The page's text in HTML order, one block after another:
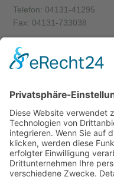
Telefon: 04131-41295
Fax: 04131-733038
Sprechstunden
Mo, Di, Do, Fr
09:00 – 12:00 Uhr
und nach Vereinbarung
Informationen